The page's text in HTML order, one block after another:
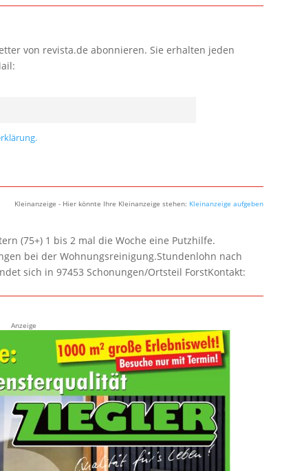
von revista.de abonnieren. Sie erhalten jeden
Kleinanzeige - Hier könnte Ihre Kleinanzeige stehen: Kleinanzeige aufgeben
(75+) 1 bis 2 mal die Woche eine Putzhilfe.
bei der Wohnungsreinigung.Stundenlohn nach
sich in 97453 Schonungen/Ortsteil ForstKontakt:
Anzeige